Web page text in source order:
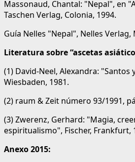
Massonaud, Chantal: "Nepal", en
Taschen Verlag, Colonia, 1994.
Guía Nelles "Nepal", Nelles Verlag,
Literatura sobre “ascetas
(1) David-Neel, Alexandra:
Wiesbaden, 1981.
(2) raum & Zeit número 93/1991,
(3) Zwerenz, Gerhard: "Magia,
espiritualismo", Fischer, Frankfurt,
Anexo 2015: